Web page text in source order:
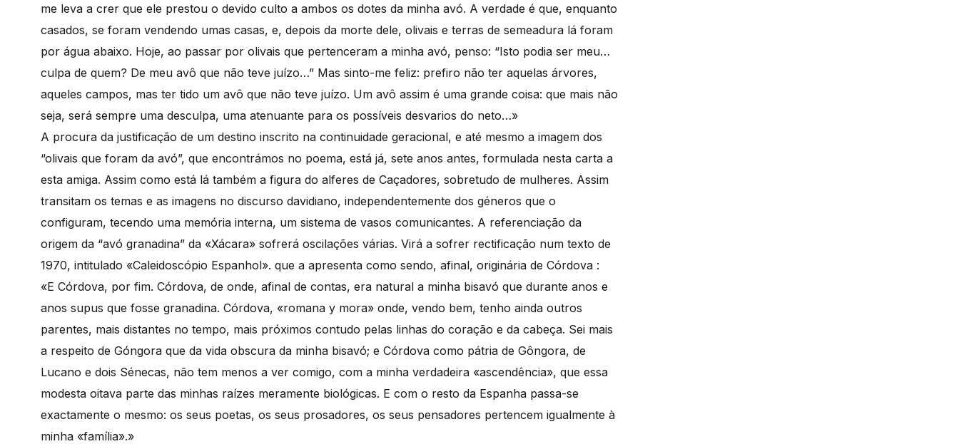
me leva a crer que ele prestou o devido culto a ambos os dotes da minha avó. A verdade é que, enquanto
casados, se foram vendendo umas casas, e, depois da morte dele, olivais e terras de semeadura lá foram
por água abaixo. Hoje, ao passar por olivais que pertenceram a minha avó, penso: “Isto podia ser meu…
culpa de quem? De meu avô que não teve juízo…” Mas sinto-me feliz: prefiro não ter aquelas árvores,
aqueles campos, mas ter tido um avô que não teve juízo. Um avô assim é uma grande coisa: que mais não
seja, será sempre uma desculpa, uma atenuante para os possíveis desvarios do neto…»
A procura da justificação de um destino inscrito na continuidade geracional, e até mesmo a imagem dos
“olivais que foram da avó”, que encontrámos no poema, está já, sete anos antes, formulada nesta carta a
esta amiga. Assim como está lá também a figura do alferes de Caçadores, sobretudo de mulheres. Assim
transitam os temas e as imagens no discurso davidiano, independentemente dos géneros que o
configuram, tecendo uma memória interna, um sistema de vasos comunicantes. A referenciação da
origem da “avó granadina” da «Xácara» sofrerá oscilações várias. Virá a sofrer rectificação num texto de
1970, intitulado «Caleidoscópio Espanhol». que a apresenta como sendo, afinal, originária de Córdova :
«E Córdova, por fim. Córdova, de onde, afinal de contas, era natural a minha bisavó que durante anos e
anos supus que fosse granadina. Córdova, «romana y mora» onde, vendo bem, tenho ainda outros
parentes, mais distantes no tempo, mais próximos contudo pelas linhas do coração e da cabeça. Sei mais
a respeito de Góngora que da vida obscura da minha bisavó; e Córdova como pátria de Gôngora, de
Lucano e dois Sénecas, não tem menos a ver comigo, com a minha verdadeira «ascendência», que essa
modesta oitava parte das minhas raízes meramente biológicas. E com o resto da Espanha passa-se
exactamente o mesmo: os seus poetas, os seus prosadores, os seus pensadores pertencem igualmente à
minha «família».»